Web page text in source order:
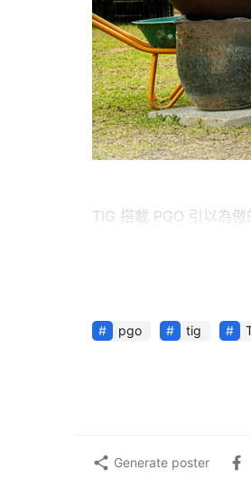
TIG 搭載 PGO 引以為
操控，在耐久賽中通過
pgo tig
Generate poster